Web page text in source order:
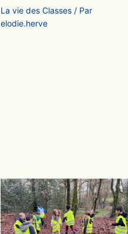
La vie des Classes/ Par
elodie.herve